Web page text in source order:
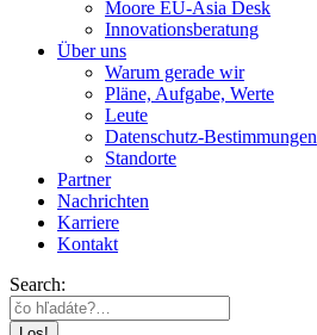
Moore EU-Asia Desk
Innovationsberatung
Über uns
Warum gerade wir
Pläne, Aufgabe, Werte
Leute
Datenschutz-Bestimmungen
Standorte
Partner
Nachrichten
Karriere
Kontakt
Search: